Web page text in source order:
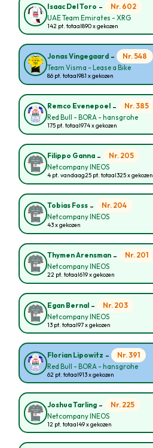
Isaac Del Toro - Nr. 602
UAE Team Emirates - XRG
142 pt. totaal890 x gekozen
Jonas Vingegaard - Nr. 548
Team Visma - Lease a Bike
86 pt. totaal981 x gekozen
Remco Evenepoel - Nr. 385
Red Bull - BORA - hansgrohe
175 pt. totaal974 x gekozen
Filippo Ganna - Nr. 205
Netcompany INEOS
4 pt. vandaag25 pt. totaal325 x gekozen
Tobias Foss - Nr. 204
Netcompany INEOS
43 x gekozen
Thymen Arensman - Nr. 201
Netcompany INEOS
22 pt. totaal619 x gekozen
Egan Bernal - Nr. 203
Netcompany INEOS
13 pt. totaal97 x gekozen
Florian Lipowitz - Nr. 391
Red Bull - BORA - hansgrohe
62 pt. totaal913 x gekozen
Joshua Tarling - Nr. 225
Netcompany INEOS
12 pt. totaal49 x gekozen